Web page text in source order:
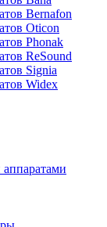
Bernafon
Oticon
Phonak
ReSound
Signia
Widex